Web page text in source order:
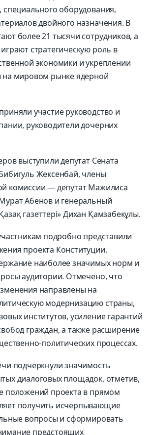
специального оборудования,
двойного назначения. В
более 21 тысячи сотрудников, а
стратегическую роль в
экономики и укреплении
на мировом рынке ядерной
участие руководство и
руководители дочерних
выступили депутат Сената
Жексенбай, члены
комиссии — депутат Мажилиса
Абенов и генеральный
газеттері» Дихан Қамзабекұлы.
подробно представили
проекта Конституции,
наиболее значимых норм и
аудитории. Отмечено, что
направлены на
модернизацию страны,
институтов, усиление гарантий
граждан, а также расширение
политических процессах.
подчеркнули значимость
диалоговых площадок, отметив,
положений проекта в прямом
получить исчерпывающие
вопросы и сформировать
предстоящих